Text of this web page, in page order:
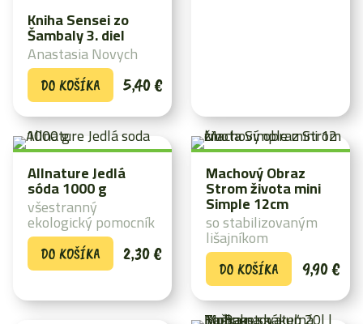
Kniha Sensei zo
Šambaly 3. diel
5,40€
Anastasia Novych
DO KOŠÍKA
Allnature Jedlá
sóda 1000 g
2,30€
všestranný
ekologický pomocník
DO KOŠÍKA
Machový Obraz
Strom života mini
Simple 12cm
9,90€
so stabilizovaným
lišajníkom
DO KOŠÍKA